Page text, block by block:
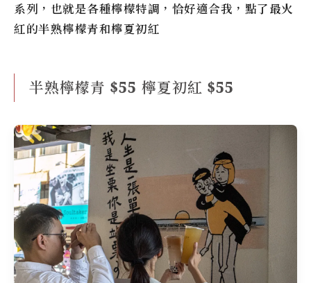
系列，也就是各種檸檬特調，恰好適合我，點了最火
紅的半熟檸檬青和檸夏初紅
半熟檸檬青 $55 檸夏初紅 $55